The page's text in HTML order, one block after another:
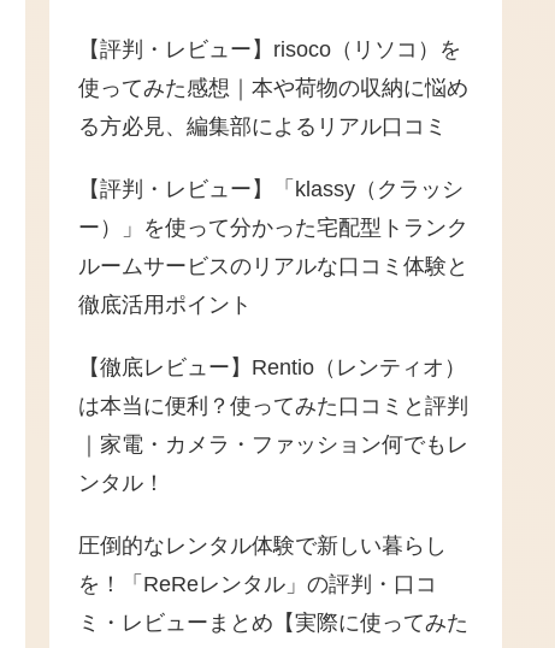
【評判・レビュー】risoco（リソコ）を
使ってみた感想｜本や荷物の収納に悩め
る方必見、編集部によるリアル口コミ
【評判・レビュー】「klassy（クラッシ
ー）」を使って分かった宅配型トランク
ルームサービスのリアルな口コミ体験と
徹底活用ポイント
【徹底レビュー】Rentio（レンティオ）
は本当に便利？使ってみた口コミと評判
｜家電・カメラ・ファッション何でもレ
ンタル！
圧倒的なレンタル体験で新しい暮らし
を！「ReReレンタル」の評判・口コ
ミ・レビューまとめ【実際に使ってみた